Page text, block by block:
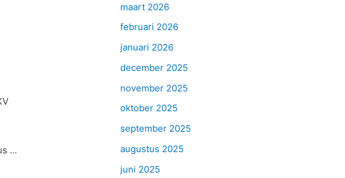
…
maart 2026
februari 2026
januari 2026
december 2025
november 2025
oktober 2025
september 2025
augustus 2025
juni 2025